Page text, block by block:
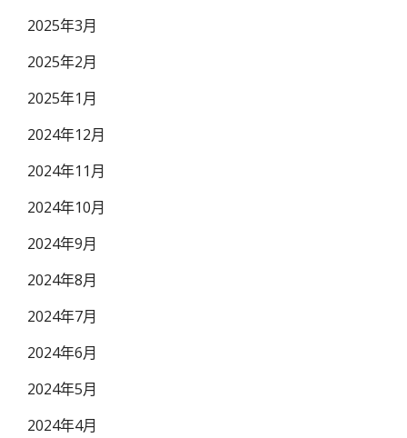
2025年3月
2025年2月
2025年1月
2024年12月
2024年11月
2024年10月
2024年9月
2024年8月
2024年7月
2024年6月
2024年5月
2024年4月